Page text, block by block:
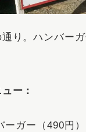
り。ハンバー
ー：
ガー（490円）